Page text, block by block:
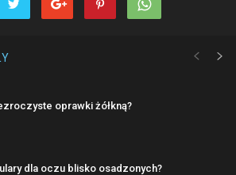
oprawki żółkną?
dla oczu blisko osadzonych?